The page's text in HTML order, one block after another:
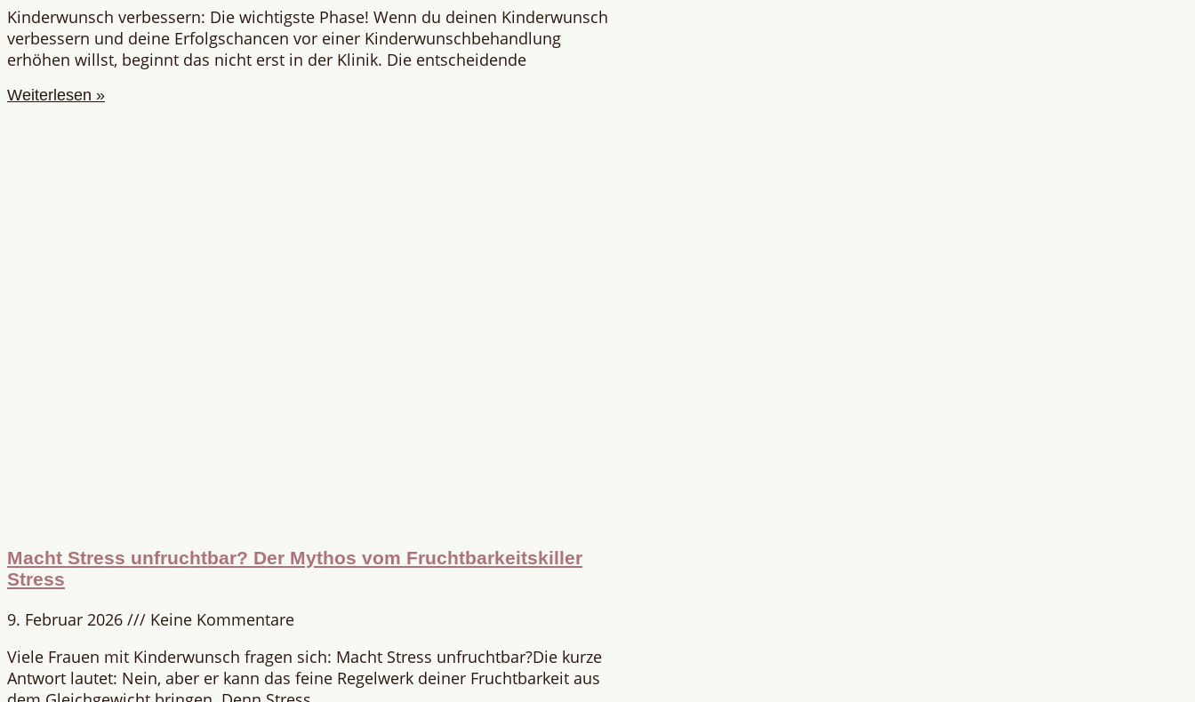
Kinderwunsch verbessern: Die wichtigste Phase! Wenn du deinen Kinderwunsch
verbessern und deine Erfolgschancen vor einer Kinderwunschbehandlung
erhöhen willst, beginnt das nicht erst in der Klinik. Die entscheidende
Weiterlesen »
Macht Stress unfruchtbar? Der Mythos vom Fruchtbarkeitskiller
Stress
9. Februar 2026
Keine Kommentare
Viele Frauen mit Kinderwunsch fragen sich: Macht Stress unfruchtbar?Die kurze
Antwort lautet: Nein, aber er kann das feine Regelwerk deiner Fruchtbarkeit aus